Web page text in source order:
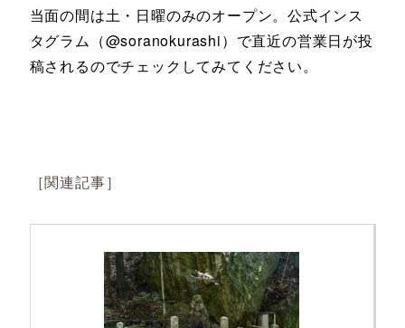
当面の間は土・日曜のみのオープン。公式インス
タグラム（@soranokurashi）で直近の営業日が投
稿されるのでチェックしてみてください。
［関連記事］